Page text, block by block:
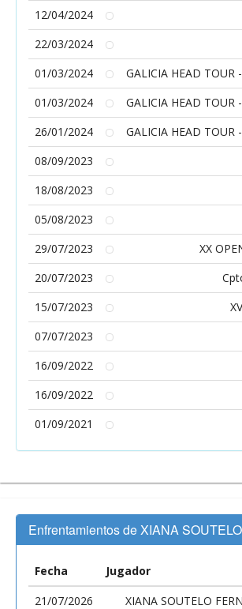
12/04/2024
22/03/2024
01/03/2024
GALICIA HEAD
01/03/2024
GALICIA HEAD
26/01/2024
GALICIA HEAD
08/09/2023
18/08/2023
05/08/2023
29/07/2023
XX
20/07/2023
15/07/2023
07/07/2023
16/09/2022
16/09/2022
01/09/2021
Enfrentamientos de XIANA
Fecha Jugador
21/07/2026
XIANA SOUTELO